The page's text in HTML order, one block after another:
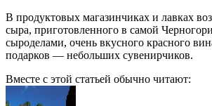
В продуктовых магазинчиках и лавках
сыра, приготовленного в самой
сыроделами, очень вкусного красного
подарков — небольших сувенирчиков.
Вместе с этой статьей обычно читают: